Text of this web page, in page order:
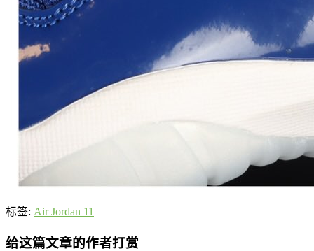
标签: Air Jordan 11
给这篇文章的作者打赏